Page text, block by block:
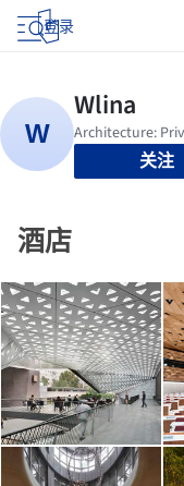
登录
关注
酒店